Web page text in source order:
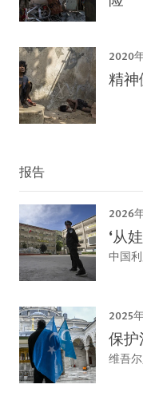
2020
精
报告
2026
‘从
中国
2025
保护
维吾